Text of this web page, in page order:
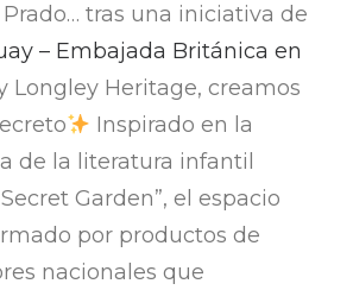
tras una iniciativa de
– Embajada Británica en
Longley Heritage, creamos
Inspirado en la
de la literatura infantil
Garden”, el espacio
por productos de
nacionales que